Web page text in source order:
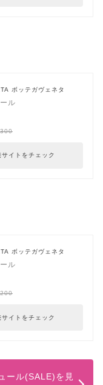
ボッテガヴェネタ
ル
サイトをチェック
ボッテガヴェネタ
ル
サイトをチェック
ール(SALE)を見